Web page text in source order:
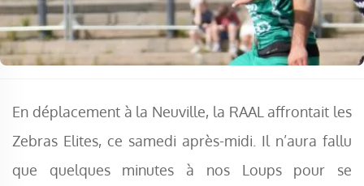
En déplacement à la Neuville, la RAAL affrontait les
Zebras Elites, ce samedi après-midi. Il n’aura fallu
que quelques minutes à nos Loups pour se